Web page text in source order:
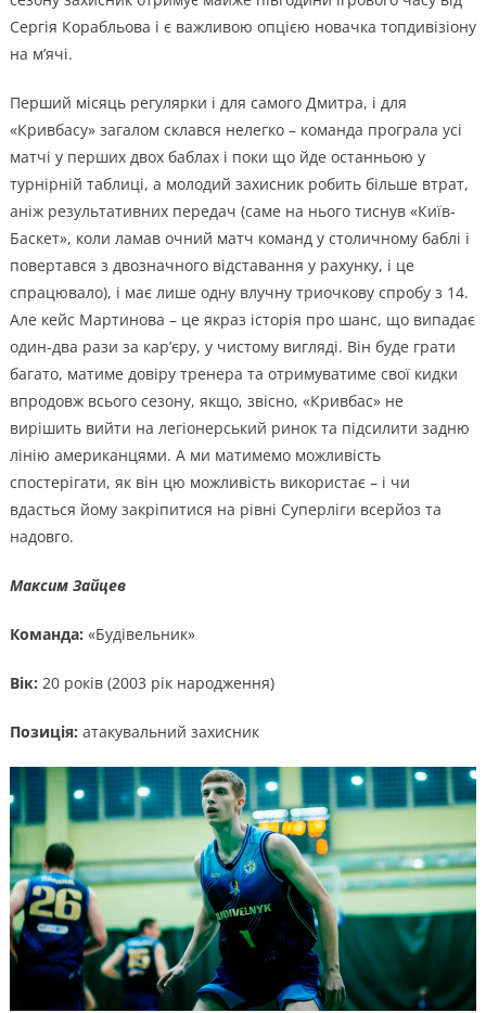
Сергія Корабльова і є важливою опцією новачка топдивізіону
на м’ячі.
Перший місяць регулярки і для самого Дмитра, і для
«Кривбасу» загалом склався нелегко – команда програла усі
матчі у перших двох баблах і поки що йде останньою у
турнірній таблиці, а молодий захисник робить більше втрат,
аніж результативних передач (саме на нього тиснув «Київ-
Баскет», коли ламав очний матч команд у столичному баблі і
повертався з двозначного відставання у рахунку, і це
спрацювало), і має лише одну влучну триочкову спробу з 14.
Але кейс Мартинова – це якраз історія про шанс, що випадає
один-два рази за кар’єру, у чистому вигляді. Він буде грати
багато, матиме довіру тренера та отримуватиме свої кидки
впродовж всього сезону, якщо, звісно, «Кривбас» не
вирішить вийти на легіонерський ринок та підсилити задню
лінію американцями. А ми матимемо можливість
спостерігати, як він цю можливість використає – і чи
вдасться йому закріпитися на рівні Суперліги всерйоз та
надовго.
Максим Зайцев
Команда: «Будівельник»
Вік: 20 років (2003 рік народження)
Позиція: атакувальний захисник